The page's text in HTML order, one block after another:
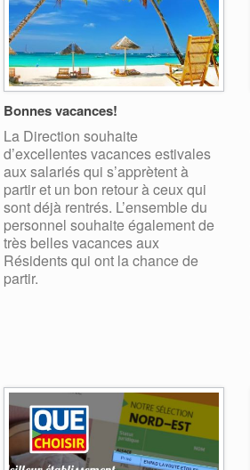
Bonnes vacances!
La Direction souhaite
d’excellentes vacances estivales
aux salariés qui s’apprètent à
partir et un bon retour à ceux qui
sont déjà rentrés. L’ensemble du
personnel souhaite également de
très belles vacances aux
Résidents qui ont la chance de
partir.